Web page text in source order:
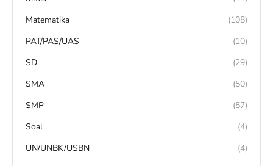
Matematika
(108)
PAT/PAS/UAS
(10)
SD
(29)
SMA
(50)
SMP
(57)
Soal
(4)
UN/UNBK/USBN
(4)